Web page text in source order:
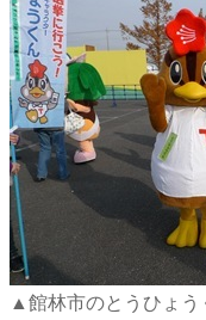
▲館林市のとうひょう